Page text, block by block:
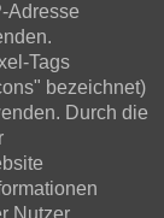
Adresse
Tags
bezeichnet)
Durch die